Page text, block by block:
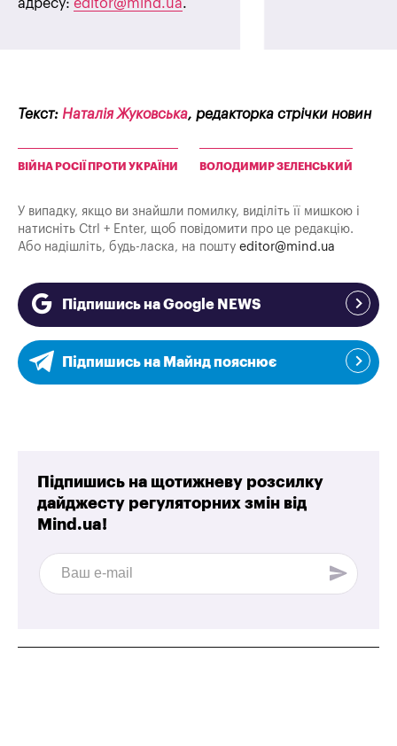
адресу: editor@mind.ua.
Текст: Наталія Жуковська, редакторка стрічки новин
ВІЙНА РОСІЇ ПРОТИ УКРАЇНИ ВОЛОДИМИР ЗЕЛЕНСЬКИЙ
У випадку, якщо ви знайшли помилку, виділіть її мишкою і
натисніть Ctrl + Enter, щоб повідомити про це редакцію.
Або надішліть, будь-ласка, на пошту editor@mind.ua
Підпишись на Google NEWS
Підпишись на Майнд пояснює
Підпишись на щотижневу розсилку
дайджесту регуляторних змін від
Mind.ua!